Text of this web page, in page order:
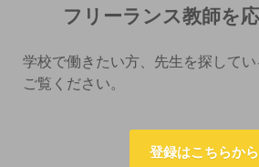
フリーランス教師を
学校で働きたい方、先生を探して
ご覧ください。
登録はこちらから